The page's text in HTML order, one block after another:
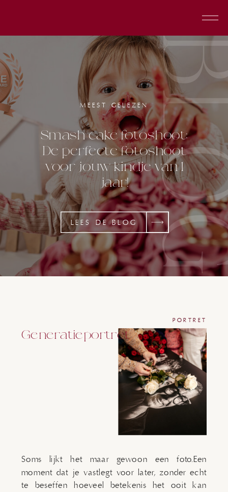
LEES DE BLOG
Smash cake fotoshoot:
De perfecte fotoshoot
voor jouw kindje van 1
jaar!
MEEST GELEZEN
Soms lijkt het maar gewoon een foto.Een
moment dat je vastlegt voor later, zonder echt
te beseffen hoeveel betekenis het ooit kan
Generatieportret
PORTRET